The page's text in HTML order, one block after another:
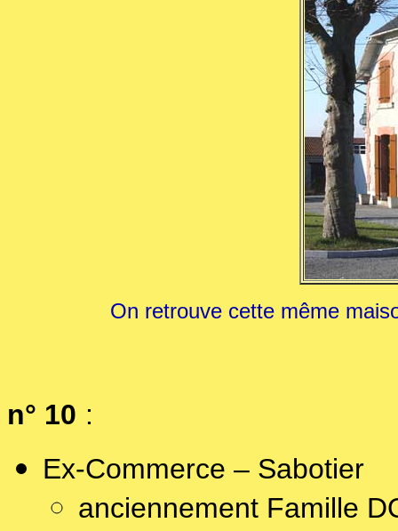
On retrouve cette même
n° 10 :
Ex-Commerce – Sabotier
anciennement Famille